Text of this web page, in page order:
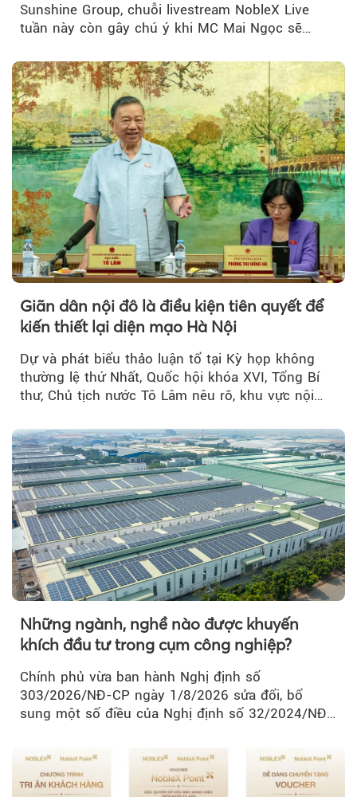
Sunshine Group, chuỗi livestream NobleX Live
tuần này còn gây chú ý khi MC Mai Ngọc sẽ
Giãn dân nội đô là điều kiện tiên quyết để
kiến thiết lại diện mạo Hà Nội
Dự và phát biểu thảo luận tổ tại Kỳ họp không
thường lệ thứ Nhất, Quốc hội khóa XVI, Tổng Bí
thư, Chủ tịch nước Tô Lâm nêu rõ, khu vực nội
Những ngành, nghề nào được khuyến
khích đầu tư trong cụm công nghiệp?
Chính phủ vừa ban hành Nghị định số
303/2026/NĐ-CP ngày 1/8/2026 sửa đổi, bổ
sung một số điều của Nghị định số 32/2024/NĐ-